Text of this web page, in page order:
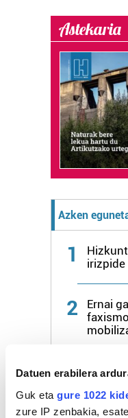
Datuen erabilera
Guk eta gure 1022
zure IP zenbakia,
Astekaria
Azken
1
irizpide
2
Ernai
3